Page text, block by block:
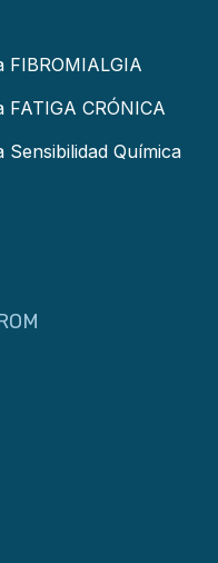
FIBROMIALGIA
CRÓNICA
Química